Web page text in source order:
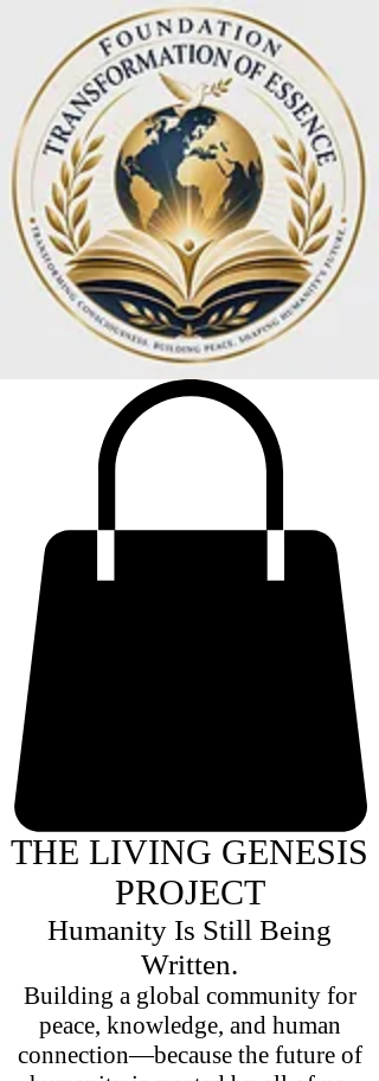
THE LIVING GENESIS
PROJECT
Humanity Is Still Being
Written.
Building a global community for
peace, knowledge, and human
connection—because the future of